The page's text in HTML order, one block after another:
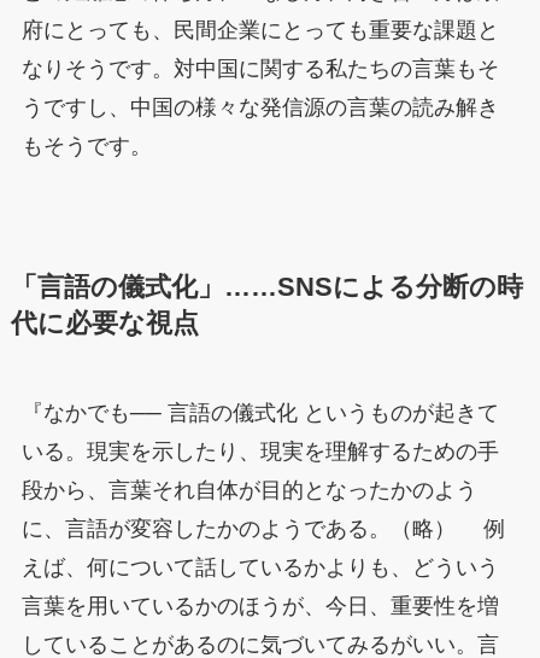
府にとっても、民間企業にとっても重要な課題と
なりそうです。対中国に関する私たちの言葉もそ
うですし、中国の様々な発信源の言葉の読み解き
もそうです。
「言語の儀式化」……SNSによる分断の時
代に必要な視点
『なかでも── 言語の儀式化 というものが起きて
いる。現実を示したり、現実を理解するための手
段から、言葉それ自体が目的となったかのよう
に、言語が変容したかのようである。（略） 例
えば、何について話しているかよりも、どういう
言葉を用いているかのほうが、今日、重要性を増
していることがあるのに気づいてみるがいい。言